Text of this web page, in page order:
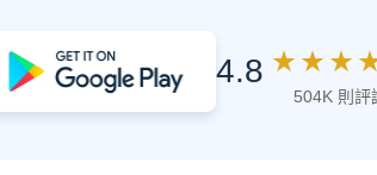
4.8 ★ ★ ★
504K 則評